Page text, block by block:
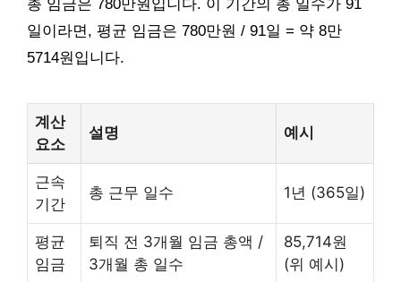
총 임금은 780만원입니다. 이 기간의 총 일수가 91
일이라면, 평균 임금은 780만원 / 91일 = 약 8만
5714원입니다.
계산
요소
설명 예시
근속
기간
총 근무 일수 1년 (365일)
평균
임금
퇴직 전 3개월 임금 총액 /
3개월 총 일수
85,714원
(위 예시)